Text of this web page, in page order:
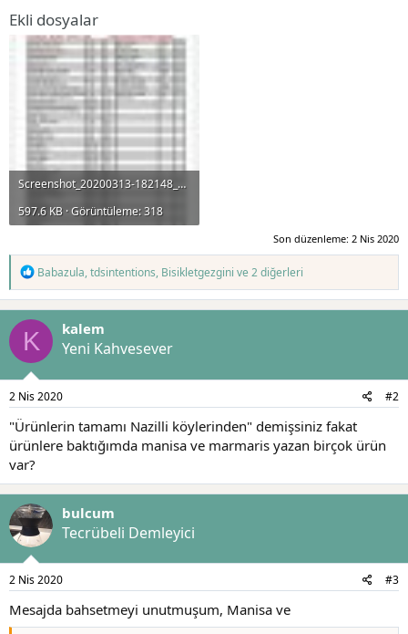
Ekli dosyalar
Screenshot_20200313-182148_Drive.jpg
597.6 KB · Görüntüleme: 318
Son düzenleme: 2 Nis 2020
T
e
p
k
i
l
e
r
Babazula,tdsintentions, Bisikletgezgini ve 2 diğerleri
K kalem
Yeni Kahvesever
2 Nis 2020 #2
"Ürünlerin tamamı Nazilli köylerinden" demişsiniz fakat
ürünlere baktığımda manisa ve marmaris yazan birçok ürün
var?
bulcum
Tecrübeli Demleyici
2 Nis 2020 #3
Mesajda bahsetmeyi unutmuşum, Manisa ve